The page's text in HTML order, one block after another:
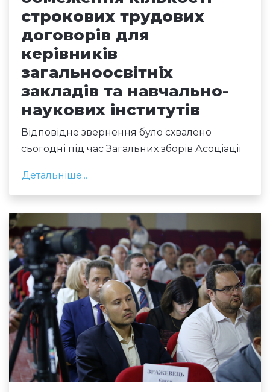
строкових трудових
договорів для
керівників
загальноосвітніх
закладів та навчально-
наукових інститутів
Відповідне звернення було схвалено
сьогодні під час Загальних зборів Асоціації
Детальніше...